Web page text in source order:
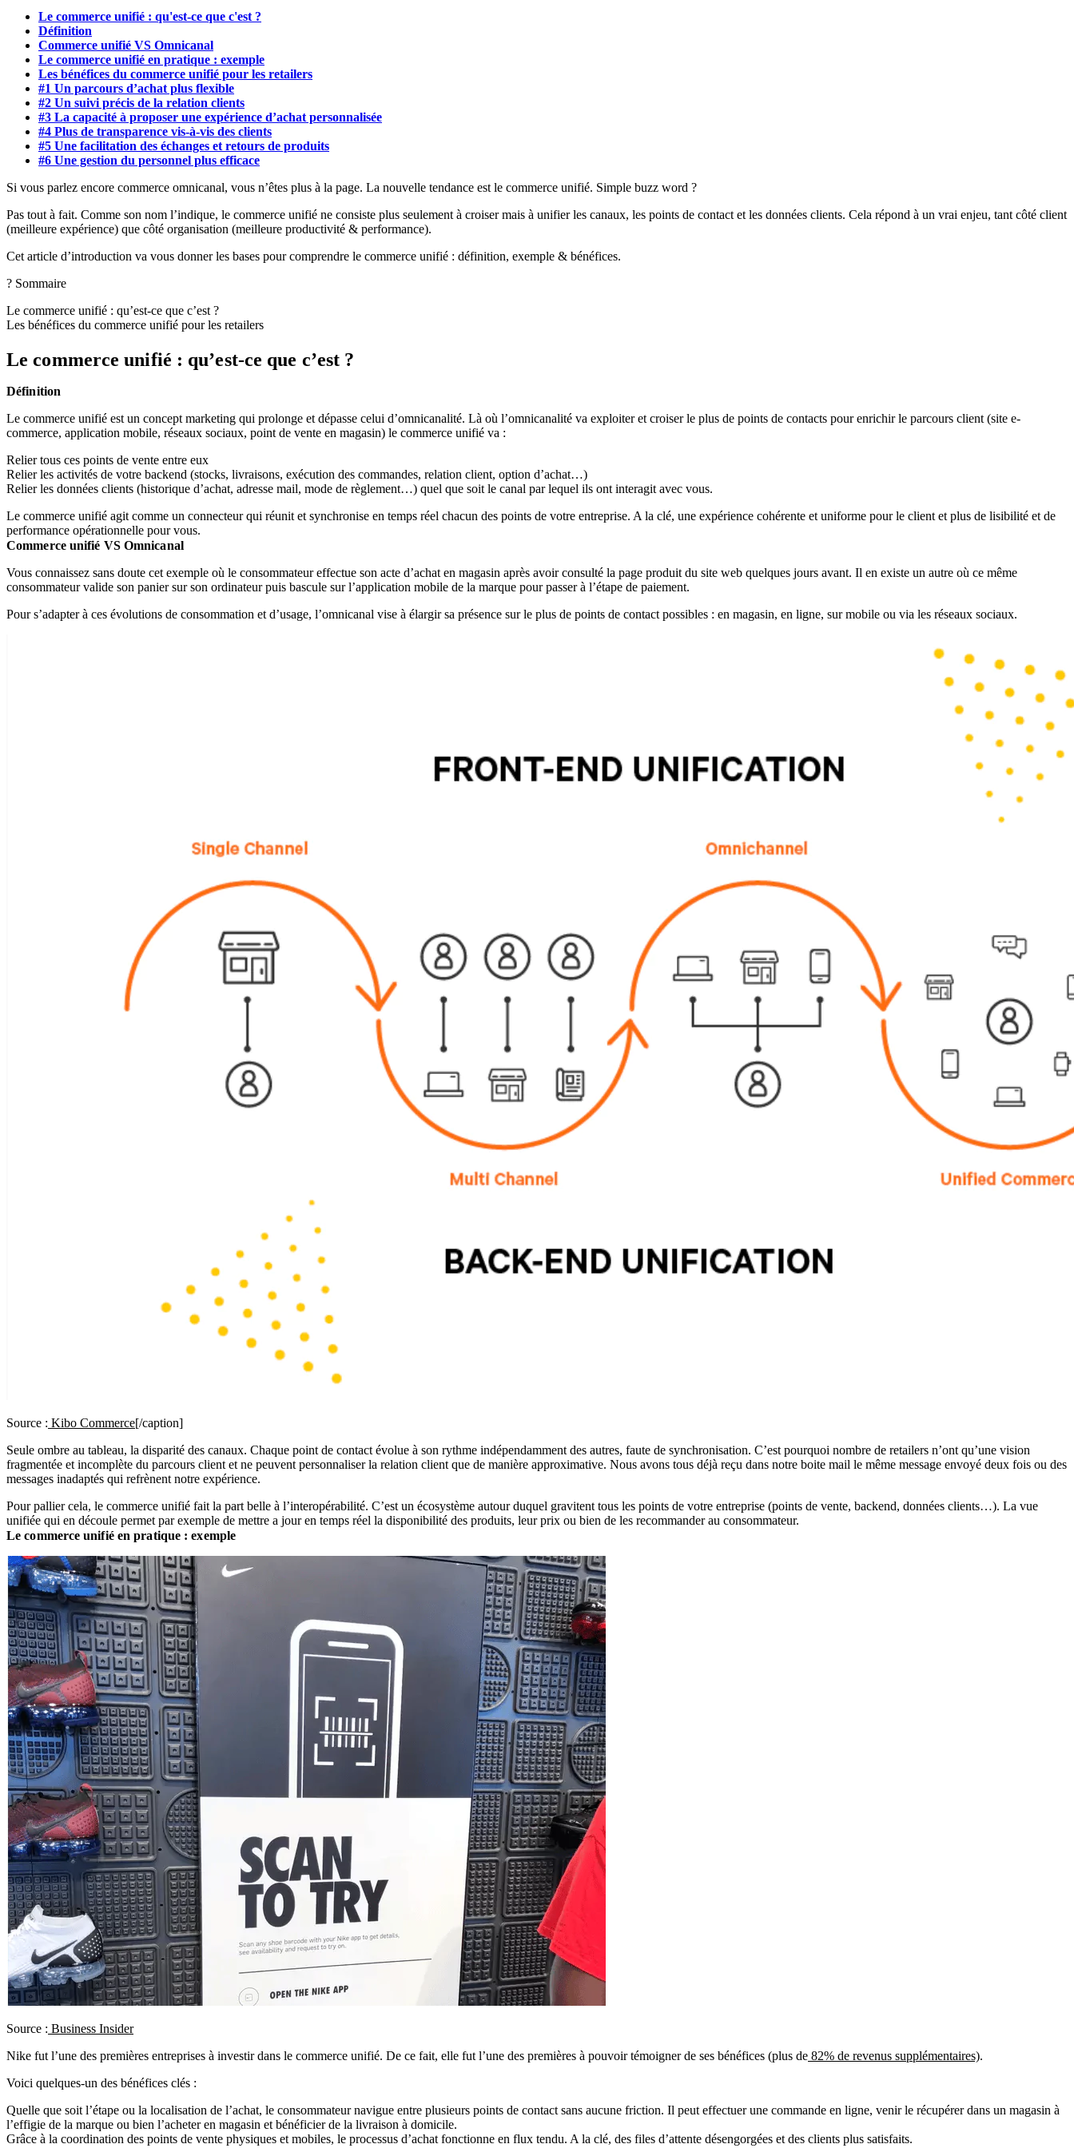
Le commerce unifié : qu'est-ce que c'est ?
Définition
Commerce unifié VS Omnicanal
Le commerce unifié en pratique : exemple
Les bénéfices du commerce unifié pour les retailers
#1 Un parcours d’achat plus flexible
#2 Un suivi précis de la relation clients
#3 La capacité à proposer une expérience d’achat personnalisée
#4 Plus de transparence vis-à-vis des clients
#5 Une facilitation des échanges et retours de produits
#6 Une gestion du personnel plus efficace
Si vous parlez encore commerce omnicanal, vous n’êtes plus à la page. La nouvelle tendance est le commerce unifié. Simple buzz word ?
Pas tout à fait. Comme son nom l’indique, le commerce unifié ne consiste plus seulement à croiser mais à unifier les canaux, les points de contact et les données clients. Cela répond à un vrai enjeu, tant côté client
(meilleure expérience) que côté organisation (meilleure productivité & performance).
Cet article d’introduction va vous donner les bases pour comprendre le commerce unifié : définition, exemple & bénéfices.
? Sommaire
Le commerce unifié : qu’est-ce que c’est ?
Les bénéfices du commerce unifié pour les retailers
Le commerce unifié : qu’est-ce que c’est ?
Définition
Le commerce unifié est un concept marketing qui prolonge et dépasse celui d’omnicanalité. Là où l’omnicanalité va exploiter et croiser le plus de points de contacts pour enrichir le parcours client (site e-
commerce, application mobile, réseaux sociaux, point de vente en magasin) le commerce unifié va :
Relier tous ces points de vente entre eux
Relier les activités de votre backend (stocks, livraisons, exécution des commandes, relation client, option d’achat…)
Relier les données clients (historique d’achat, adresse mail, mode de règlement…) quel que soit le canal par lequel ils ont interagit avec vous.
Le commerce unifié agit comme un connecteur qui réunit et synchronise en temps réel chacun des points de votre entreprise. A la clé, une expérience cohérente et uniforme pour le client et plus de lisibilité et de
performance opérationnelle pour vous.
Commerce unifié VS Omnicanal
Vous connaissez sans doute cet exemple où le consommateur effectue son acte d’achat en magasin après avoir consulté la page produit du site web quelques jours avant. Il en existe un autre où ce même
consommateur valide son panier sur son ordinateur puis bascule sur l’application mobile de la marque pour passer à l’étape de paiement.
Pour s’adapter à ces évolutions de consommation et d’usage, l’omnicanal vise à élargir sa présence sur le plus de points de contact possibles : en magasin, en ligne, sur mobile ou via les réseaux sociaux.
Source : Kibo Commerce[/caption]
Seule ombre au tableau, la disparité des canaux. Chaque point de contact évolue à son rythme indépendamment des autres, faute de synchronisation. C’est pourquoi nombre de retailers n’ont qu’une vision
fragmentée et incomplète du parcours client et ne peuvent personnaliser la relation client que de manière approximative. Nous avons tous déjà reçu dans notre boite mail le même message envoyé deux fois ou des
messages inadaptés qui refrènent notre expérience.
Pour pallier cela, le commerce unifié fait la part belle à l’interopérabilité. C’est un écosystème autour duquel gravitent tous les points de votre entreprise (points de vente, backend, données clients…). La vue
unifiée qui en découle permet par exemple de mettre a jour en temps réel la disponibilité des produits, leur prix ou bien de les recommander au consommateur.
Le commerce unifié en pratique : exemple
Source : Business Insider
Nike fut l’une des premières entreprises à investir dans le commerce unifié. De ce fait, elle fut l’une des premières à pouvoir témoigner de ses bénéfices (plus de 82% de revenus supplémentaires).
Voici quelques-un des bénéfices clés :
Quelle que soit l’étape ou la localisation de l’achat, le consommateur navigue entre plusieurs points de contact sans aucune friction. Il peut effectuer une commande en ligne, venir le récupérer dans un magasin à
l’effigie de la marque ou bien l’acheter en magasin et bénéficier de la livraison à domicile.
Grâce à la coordination des points de vente physiques et mobiles, le processus d’achat fonctionne en flux tendu. A la clé, des files d’attente désengorgées et des clients plus satisfaits.